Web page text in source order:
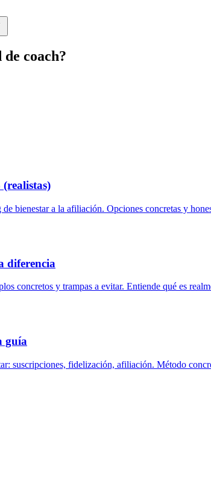
coach?
bienestar a la afiliación. Opciones concretas y
diferencia
concretos y trampas a evitar. Entiende qué es
guía
suscripciones, fidelización, afiliación. Método